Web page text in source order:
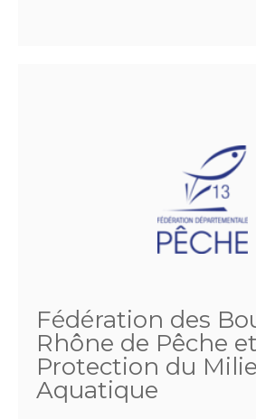
Fédération des
Rhône de Pêche
Protection du
Aquatique